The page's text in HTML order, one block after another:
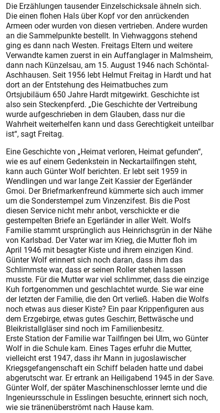
Die Erzählungen tausender Einzelschicksale ähneln sich.
Die einen flohen Hals über Kopf vor den anrückenden
Armeen oder wurden von diesen vertrieben. Andere wurden
an die Sammelpunkte bestellt. In Viehwaggons stehend
ging es dann nach Westen. Freitags Eltern und weitere
Verwandte kamen zuerst in ein Auffanglager in Malmsheim,
dann nach Künzelsau, am 15. August 1946 nach Schöntal-
Aschhausen. Seit 1956 lebt Helmut Freitag in Hardt und hat
dort an der Entstehung des Heimatbuches zum
Ortsjubiläum 650 Jahre Hardt mitgewirkt. Geschichte ist
also sein Steckenpferd. „Die Geschichte der Vertreibung
wurde aufgeschrieben in dem Glauben, dass nur die
Wahrheit weiterhelfen kann und dass Gerechtigkeit unteilbar
ist“, sagt Freitag.
Eine Geschichte von „Heimat verloren, Heimat gefunden“,
wie es auf einem Gedenkstein in Neckartailfingen steht,
kann auch Günter Wolf berichten. Er lebt seit 1959 in
Wendlingen und war lange Zeit Kassier der Egerländer
Gmoi. Der Briefmarkenfreund kümmerte sich auch immer
um die Sonderstempel zum Vinzenzifest. Bis die Post
diesen Service nicht mehr anbot, verschickte er die
gestempelten Briefe an Egerländer in aller Welt. Wolfs
Familie stammt ursprünglich aus Heinrichsgrün in der Nähe
von Karlsbad. Der Vater war im Krieg, die Mutter floh im
April 1946 mit besagter Kiste und ihrem einzigen Kind.
Günter Wolf erinnert sich noch daran, dass ihm das
Schlimmste war, dass er seinen Roller stehen lassen
musste. Für die Mutter war viel schlimmer, dass die einzige
Kuh fortgenommen und geschlachtet wurde. Sie war eine
der letzten der Familie, die den Ort verließ. Haben die Wolfs
noch etwas aus dieser Kiste? Ein paar Krippenfiguren aus
dem Erzgebirge, etwas gutes Geschirr, Bettwäsche und
Bleikristallgläser sind noch im Familienbesitz.
Erste Station der Familie war Tailfingen bei Ulm, wo Günter
Wolf in die Schule kam. Eines Tages erfuhr die Mutter,
vielleicht erst 1947, dass ihr Mann in jugoslawischer
Kriegsgefangenschaft ein Schiff beladen hatte und dabei
abgerutscht war. Er ertrank an Heiligabend 1945 in der Save.
Günter Wolf, der später Maschinenschlosser lernte und die
Ingenieursschule in Esslingen besuchte, erinnert sich noch,
wie sie tränenüberströmt nach Hause kam.